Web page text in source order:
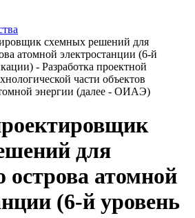
схемных решений для
атомной электростанции (6-й
- Разработка проектной
части объектов
энергии (далее - ОИАЭ)
для
острова атомной
(6-й уровень